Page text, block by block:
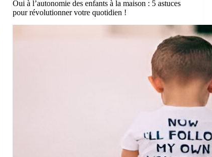
Oui à l’autonomie des enfants à la maison : 5 astuces
pour révolutionner votre quotidien !